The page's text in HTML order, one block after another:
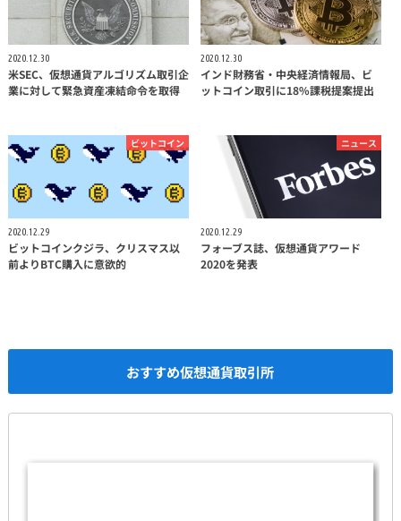
2020.12.30
米SEC、仮想通貨アルゴリズム取引企
業に対して緊急資産凍結命令を取得
2020.12.30
インド財務省・中央経済情報局、ビ
ットコイン取引に18%課税提案提出
ビットコイン
2020.12.29
ビットコインクジラ、クリスマス以
前よりBTC購入に意欲的
ニュース
2020.12.29
フォーブス誌、仮想通貨アワード
2020を発表
おすすめ仮想通貨取引所